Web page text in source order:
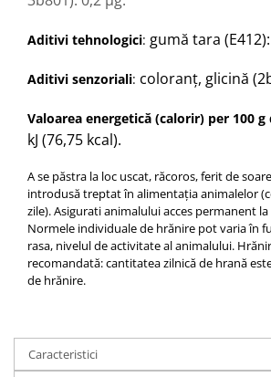
Aditivi tehnologici: gumă tara
Aditivi senzoriali: coloranț, glicină
Valoarea energetică (calorir) per 100 g
kJ (76,75 kcal).
A se păstra la loc uscat, răcoros, ferit de
introdusă treptat în alimentația animalelor
zile). Asigurati animalului acces permanent
Normele individuale de hrănire pot varia în
rasa, nivelul de activitate al animalului.
recomandată: cantitatea zilnică de hrană
de hrănire.
Caracteristici